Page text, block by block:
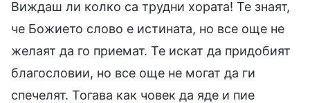
Виждаш ли колко са трудни хората! Те знаят,
че Божието слово е истината, но все още не
желаят да го приемат. Те искат да придобият
благословии, но все още не могат да ги
спечелят. Тогава как човек да яде и пие